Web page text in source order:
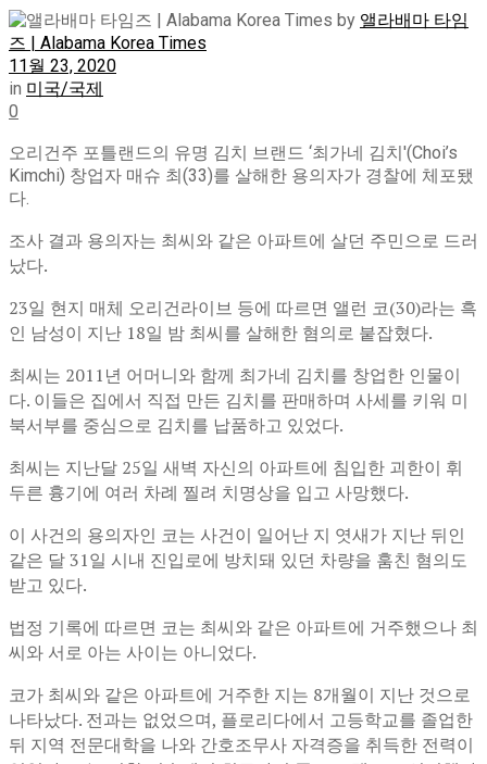
by 앨라배마 타임
즈 | Alabama Korea Times
11월 23, 2020
in 미국/국제
0
오리건주 포틀랜드의 유명 김치 브랜드 ‘최가네 김치'(Choi’s
Kimchi) 창업자 매슈 최(33)를 살해한 용의자가 경찰에 체포됐
다.
조사 결과 용의자는 최씨와 같은 아파트에 살던 주민으로 드러
났다.
23일 현지 매체 오리건라이브 등에 따르면 앨런 코(30)라는 흑
인 남성이 지난 18일 밤 최씨를 살해한 혐의로 붙잡혔다.
최씨는 2011년 어머니와 함께 최가네 김치를 창업한 인물이
다. 이들은 집에서 직접 만든 김치를 판매하며 사세를 키워 미
북서부를 중심으로 김치를 납품하고 있었다.
최씨는 지난달 25일 새벽 자신의 아파트에 침입한 괴한이 휘
두른 흉기에 여러 차례 찔려 치명상을 입고 사망했다.
이 사건의 용의자인 코는 사건이 일어난 지 엿새가 지난 뒤인
같은 달 31일 시내 진입로에 방치돼 있던 차량을 훔친 혐의도
받고 있다.
법정 기록에 따르면 코는 최씨와 같은 아파트에 거주했으나 최
씨와 서로 아는 사이는 아니었다.
코가 최씨와 같은 아파트에 거주한 지는 8개월이 지난 것으로
나타났다. 전과는 없었으며, 플로리다에서 고등학교를 졸업한
뒤 지역 전문대학을 나와 간호조무사 자격증을 취득한 전력이